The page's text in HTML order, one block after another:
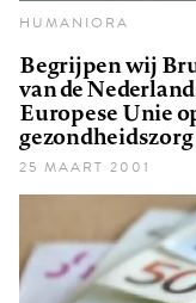
HUMANIORA
Begrijpen wij
van de
Europese Unie
gezondheidszorg
25 MAART 2001